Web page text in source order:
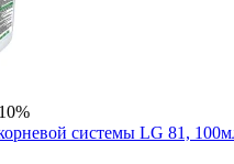
системы LG 81,